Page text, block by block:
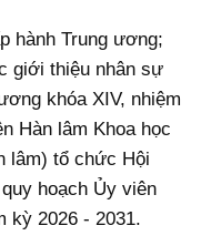
hành Trung ương;
giới thiệu nhân sự
khóa XIV, nhiệm
Hàn lâm Khoa học
lâm) tổ chức Hội
hoạch Ủy viên
kỳ 2026 - 2031.